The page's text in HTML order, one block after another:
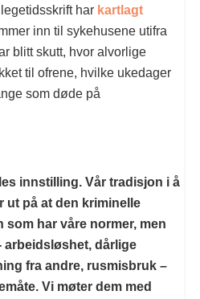
har kartlagt
inn til sykehusene utifra
blitt skutt, hvor alvorlige
til ofrene, hvilke ukedager
som døde på
innstilling. Vår tradisjon i å
ut på at den kriminelle
som har våre normer, men
arbeidsløshet, dårlige
fra andre, rusmisbruk –
Vi møter dem med